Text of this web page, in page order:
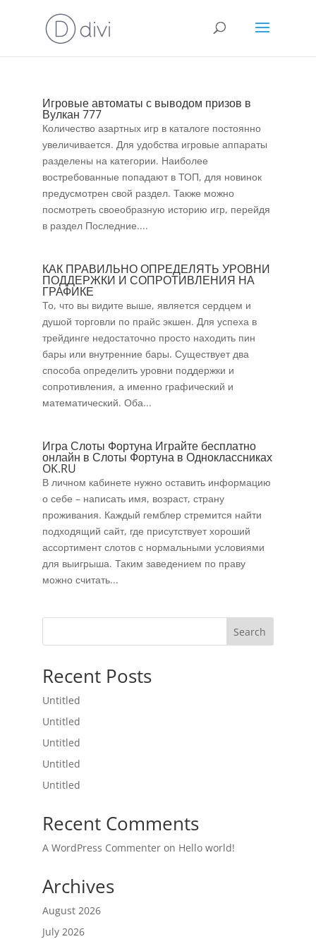
Игровые автоматы с выводом призов в
Вулкан 777
Количество азартных игр в каталоге постоянно
увеличивается. Для удобства игровые аппараты
разделены на категории. Наиболее
востребованные попадают в ТОП, для новинок
предусмотрен свой раздел. Также можно
посмотреть своеобразную историю игр, перейдя
в раздел Последние....
КАК ПРАВИЛЬНО ОПРЕДЕЛЯТЬ УРОВНИ
ПОДДЕРЖКИ И СОПРОТИВЛЕНИЯ НА
ГРАФИКЕ
То, что вы видите выше, является сердцем и
душой торговли по прайс экшен. Для успеха в
трейдинге недостаточно просто находить пин
бары или внутренние бары. Существует два
способа определить уровни поддержки и
сопротивления, а именно графический и
математический. Оба...
Игра Слоты Фортуна Играйте бесплатно
онлайн в Слоты Фортуна в Одноклассниках
OK.RU
В личном кабинете нужно оставить информацию
о себе – написать имя, возраст, страну
проживания. Каждый гемблер стремится найти
подходящий сайт, где присутствует хороший
ассортимент слотов с нормальными условиями
для выигрыша. Таким заведением по праву
можно считать...
Search
Recent Posts
Untitled
Untitled
Untitled
Untitled
Untitled
Recent Comments
A WordPress Commenteron Hello world!
Archives
August 2026
July 2026